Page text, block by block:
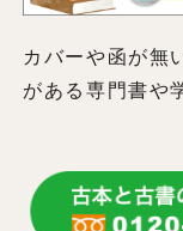
カバーや函が無
がある専門書や